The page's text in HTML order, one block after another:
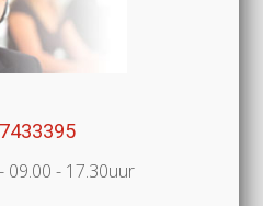
09.00 - 17.30uur